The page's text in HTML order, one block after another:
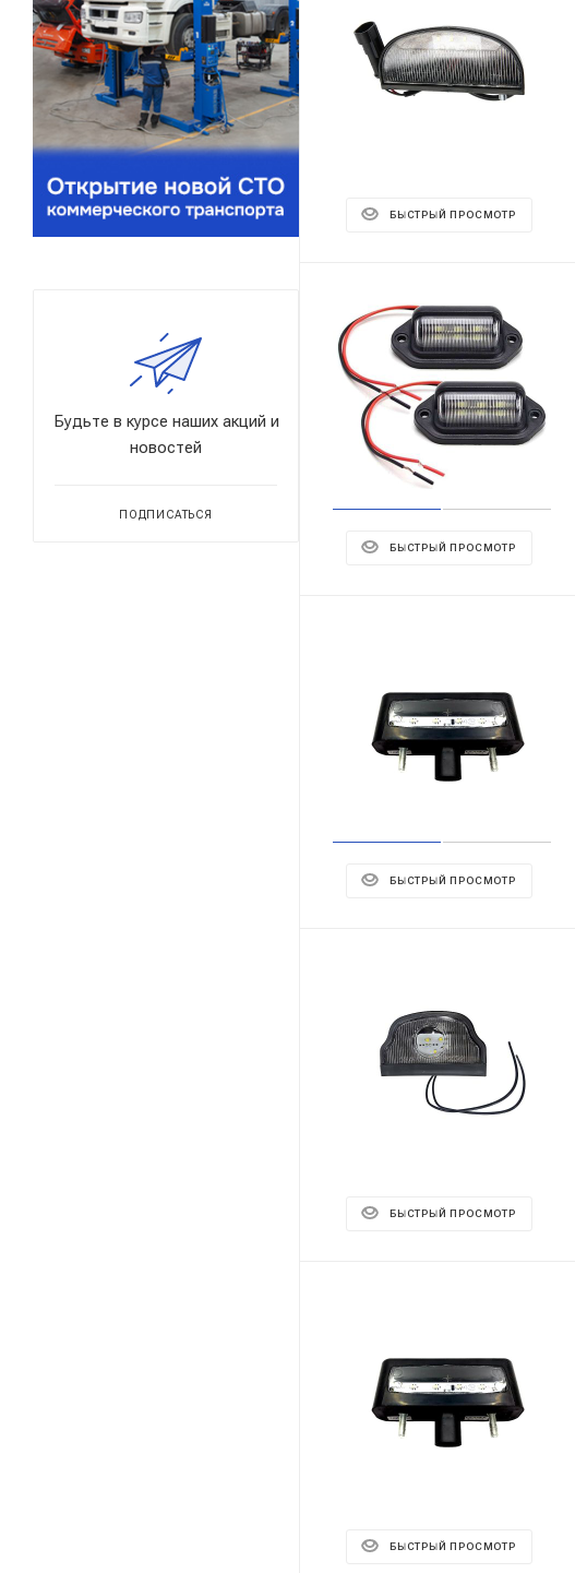
БЫСТРЫЙ ПРОСМОТР
БЫСТРЫЙ ПРОСМОТР
БЫСТРЫЙ ПРОСМОТР
БЫСТРЫЙ ПРОСМОТР
БЫСТРЫЙ ПРОСМОТР
Будьте в курсе наших акций и
новостей
ПОДПИСАТЬСЯ